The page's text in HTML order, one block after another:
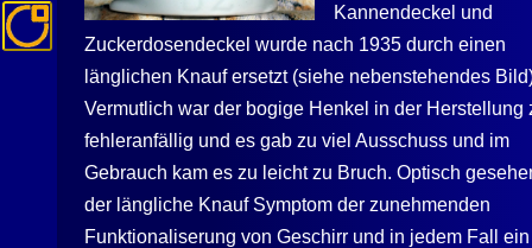
Kannendeckel und
Zuckerdosendeckel wurde nach 1935 durch einen
länglichen Knauf ersetzt (siehe nebenstehendes
Vermutlich war der bogige Henkel in der Herstellung
fehleranfällig und es gab zu viel Ausschuss und im
Gebrauch kam es zu leicht zu Bruch. Optisch
der längliche Knauf Symptom der zunehmenden
Funktionaliserung von Geschirr und in jedem Fall ein